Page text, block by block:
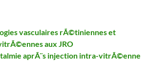
vasculaires rÃ©tiniennes et
aux JRO
aprÃ¨s injection intra-vitrÃ©enne